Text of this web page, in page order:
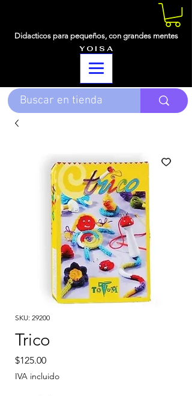
Didacticos para pequeños, con grandes mentes
Y O I S A
SKU: 29200
Trico
$125.00Precio
IVA incluido